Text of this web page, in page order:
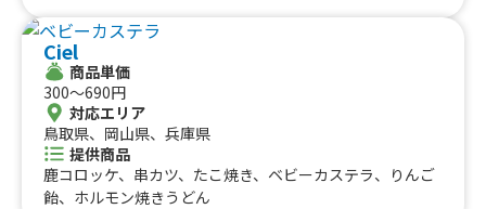
牛タンマシマシセット、トロ牛タン串（大トロ）、トロ牛
タン串（熟トロ）、壺漬けカルビ串、鯨ステーキ串、ダイ
ナマイトロングポテト、大しめなわロングポテト、生ビー
ル、究極のいちごみるく、トロミルク（２倍）、トロミル
ク(いちご・珈琲・桃・ブルーベリー）、アロハ パウ
チ ソーダ、イカ丸焼モンスター、ダイナマイトフラン
ク、玉子屋さんのふわとろオムソバ、アスパラベーコォー
ン
Ciel
商品単価
300〜690円
対応エリア
鳥取県、岡山県、兵庫県
提供商品
鹿コロッケ、串カツ、たこ焼き、ベビーカステラ、りんご
飴、ホルモン焼きうどん